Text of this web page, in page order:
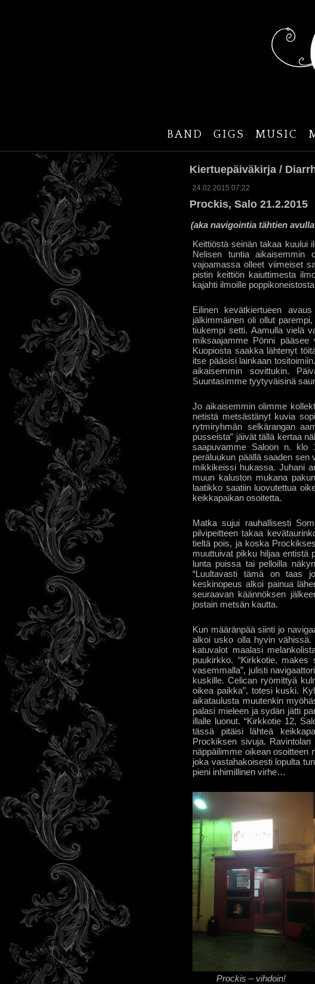
BAND GIGS MUSIC
Kiertuepäiväkirja /
24.02.2015 07:22
Prockis, Salo 21.2.2015
(aka navigointia tähtien
Keittiöstä seinän takaa kuului
Nelisen tuntia aikaisemmin
vajoamassa olleet viimeiset
pistin keittiön kaiuttimesta
kajahti ilmoille
Eilinen kevätkiertueen
jälkimmäinen oli ollut
tiukempi setti. Aamulla vielä
miksaajamme Pönni
Kuopiosta saakka lähtenyt
itse pääsisi lainkaan
aikaisemmin sovittukin.
Suuntasimme tyytyväisinä
Jo aikaisemmin olimme
netistä metsästänyt kuvia
rytmiryhmän selkärangan
pusseista” jäivät tällä kertaa
saapuvamme Saloon n. klo
peräluukun päällä saaden sen
mikkikeissi hukassa. Juhani
muun kaluston mukana
laatikko saatiin luovutettua
keikkapaikan osoitetta.
Matka sujui rauhallisesti
pilvipeitteen takaa
tieltä pois, ja koska
muuttuivat pikku hiljaa entistä
lunta puissa tai pelloilla
“Luultavasti tämä on taas
keskinopeus alkoi painua
seuraavan käännöksen
jostain metsän kautta.
Kun määränpää siinti jo
alkoi usko olla hyvin vähissä.
katuvalot maalasi
puukirkko. “Kirkkotie, makes
vasemmalla”, julisti
kuskille. Celican ryömittyä
oikea paikka”, totesi kuski.
aikataulusta muutenkin
palasi mieleen ja sydän jätti
illalle luonut. “Kirkkotie 12,
tässä pitäisi lähteä
Prockiksen sivuja.
näppäilimme oikean osoitteen
joka vastahakoisesti lopulta
pieni inhimillinen virhe…
Prockis – vihdoin!